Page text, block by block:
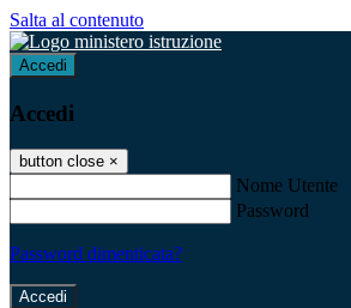
Salta al contenuto
Accedi
Accedi
button close ×
Nome Utente
Password
Password dimenticata?